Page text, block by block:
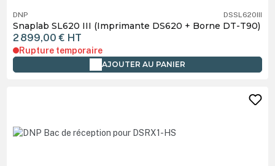
DNP DSSL620III
Snaplab SL620 III (Imprimante DS620 + Borne DT-T90)
2 899,00 € HT
Rupture temporaire
AJOUTER AU PANIER